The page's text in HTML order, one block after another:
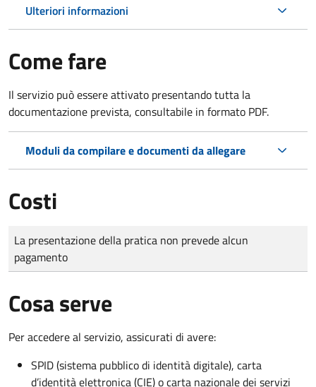
Ulteriori informazioni
Come fare
Il servizio può essere attivato presentando tutta la
documentazione prevista, consultabile in formato PDF.
Moduli da compilare e documenti da allegare
Costi
Tipo di pagamento
Importo
La presentazione della pratica non prevede alcun
pagamento
Cosa serve
Per accedere al servizio, assicurati di avere:
SPID (sistema pubblico di identità digitale), carta
d’identità elettronica (CIE) o carta nazionale dei servizi